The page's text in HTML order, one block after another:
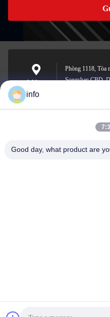
Address
Phòng 1118, Tòa
Songshan CBD,
info
Good day, what product are